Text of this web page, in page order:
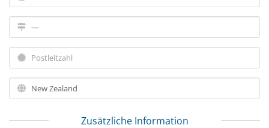
Zusätzliche Information